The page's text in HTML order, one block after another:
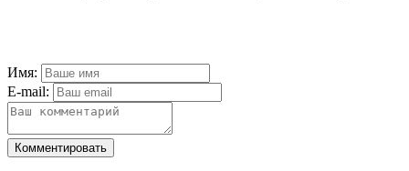
Имя:
E-mail:
Комментировать